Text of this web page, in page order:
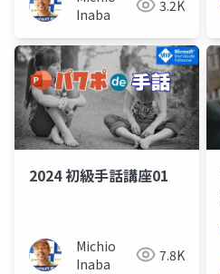
Inaba
3.2K
2024 初級手話講座01
Michio
Inaba
7.8K